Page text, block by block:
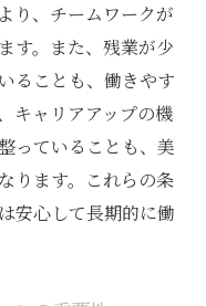
り、チームワークが
す。また、残業が少
ることも、働きやす
キャリアアップの機
っていることも、美
ります。これらの条
安心して長期的に働